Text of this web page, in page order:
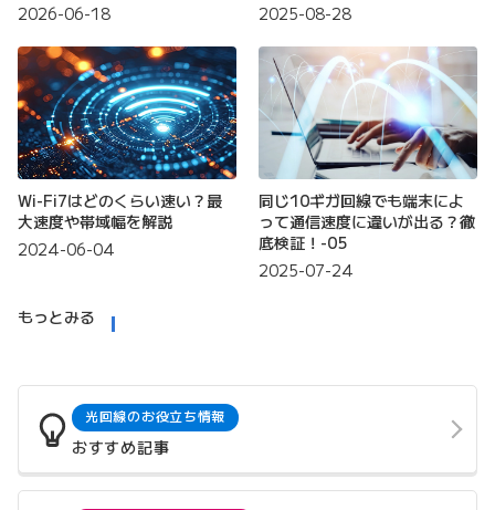
2026-06-18
2025-08-28
Wi-Fi7はどのくらい速い？最
大速度や帯域幅を解説
2024-06-04
同じ10ギガ回線でも端末によ
って通信速度に違いが出る？徹
底検証！-05
2025-07-24
もっとみる
光回線のお役立ち情報
おすすめ記事